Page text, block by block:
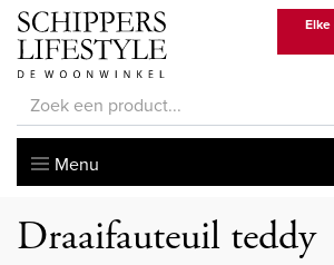
Menu
Draaifauteuil teddy